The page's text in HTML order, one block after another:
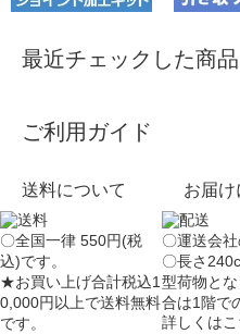
最近チェックした商品
ご利用ガイド
送料について
〇全国一律 550円(税
込)です。
★お買い上げ合計税込1
0,000円以上で送料無料
です。
お届け
〇運送会
〇長さ
型荷物と
合は1階で
詳しくはこ